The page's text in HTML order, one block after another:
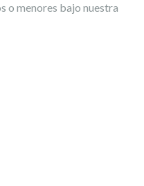
o menores bajo nuestra